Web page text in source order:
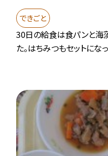
できごと
30日の給食は食パンと海
た。はちみつもセットにな